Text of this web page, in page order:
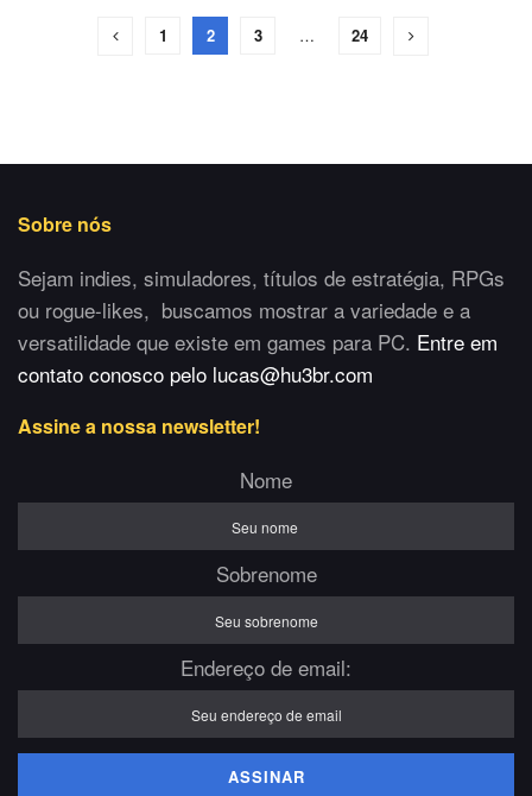
1 2 3 … 24
Sobre nós
Sejam indies, simuladores, títulos de estratégia, RPGs
ou rogue-likes, buscamos mostrar a variedade e a
versatilidade que existe em games para PC. Entre em
contato conosco pelo lucas@hu3br.com
Assine a nossa newsletter!
Nome
Sobrenome
Endereço de email: